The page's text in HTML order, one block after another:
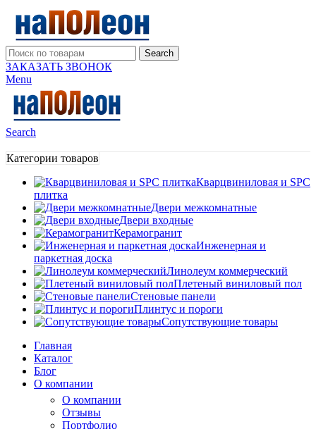
Search
ЗАКАЗАТЬ ЗВОНОК
Menu
Search
Категории товаров
Кварцвиниловая и SPC
плитка
Двери межкомнатные
Двери входные
Керамогранит
Инженерная и
паркетная доска
Линолеум коммерческий
Плетеный виниловый пол
Стеновые панели
Плинтус и пороги
Сопутствующие товары
Главная
Каталог
Блог
О компании
О компании
Отзывы
Портфолио